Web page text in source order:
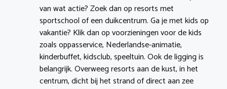
van wat actie? Zoek dan op resorts met
sportschool of een duikcentrum. Ga je met kids op
vakantie? Klik dan op voorzieningen voor de kids
zoals oppasservice, Nederlandse-animatie,
kinderbuffet, kidsclub, speeltuin. Ook de ligging is
belangrijk. Overweeg resorts aan de kust, in het
centrum, dicht bij het strand of direct aan zee